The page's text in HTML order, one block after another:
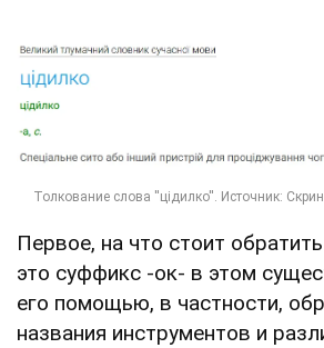
Первое, на что стоит
это суффикс -ок- в этом
его помощью, в частности,
названия инструментов и